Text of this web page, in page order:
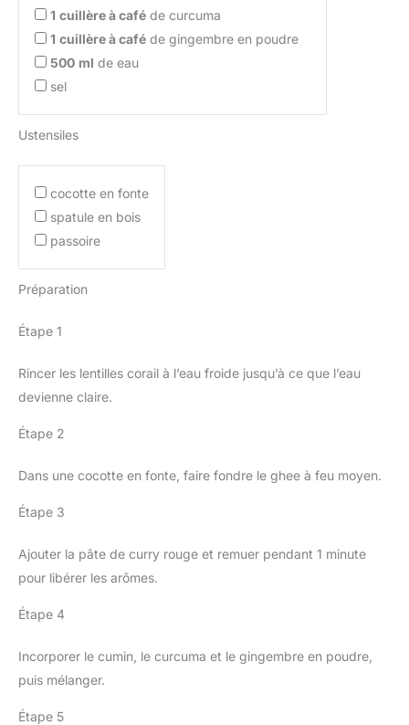
1 cuillère à café de curcuma
1 cuillère à café de gingembre en poudre
500 ml de eau
sel
Ustensiles
cocotte en fonte
spatule en bois
passoire
Préparation
Étape 1
Rincer les lentilles corail à l’eau froide jusqu’à ce que l’eau
devienne claire.
Étape 2
Dans une cocotte en fonte, faire fondre le ghee à feu moyen.
Étape 3
Ajouter la pâte de curry rouge et remuer pendant 1 minute
pour libérer les arômes.
Étape 4
Incorporer le cumin, le curcuma et le gingembre en poudre,
puis mélanger.
Étape 5